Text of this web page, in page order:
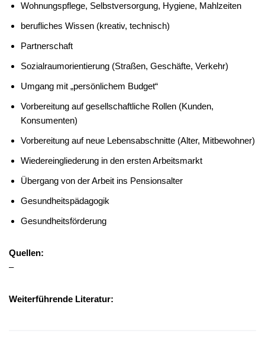
Wohnungspflege, Selbstversorgung, Hygiene, Mahlzeiten
berufliches Wissen (kreativ, technisch)
Partnerschaft
Sozialraumorientierung (Straßen, Geschäfte, Verkehr)
Umgang mit „persönlichem Budget“
Vorbereitung auf gesellschaftliche Rollen (Kunden,
Konsumenten)
Vorbereitung auf neue Lebensabschnitte (Alter, Mitbewohner)
Wiedereingliederung in den ersten Arbeitsmarkt
Übergang von der Arbeit ins Pensionsalter
Gesundheitspädagogik
Gesundheitsförderung
Quellen:
–
Weiterführende Literatur: